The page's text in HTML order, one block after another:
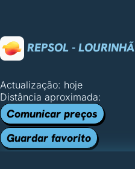
REPSOL - LOURINHÃ
Actualização: hoje
Distância aproximada:
Comunicar preços
Guardar favorito